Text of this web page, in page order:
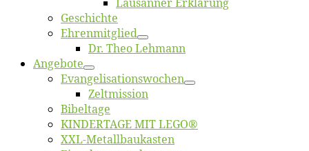
Ge­schich­te
Eh­ren­mit­glied
Dr. Theo Lehmann
An­ge­bo­te
Evangelisa­tions­wo­chen
Zelt­mis­si­on
Bi­bel­ta­ge
KINDERTAGE MIT LEGO®
XXL-Me­­tal­l­­bau­­kas­­ten